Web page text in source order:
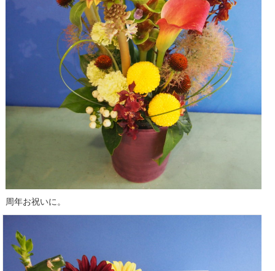
周年お祝いに。